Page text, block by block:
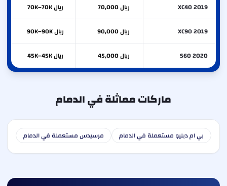
XC40 2019 ريال 70,000 ريال 70K–70K
XC90 2019 ريال 90,000 ريال 90K–90K
S60 2020 ريال 45,000 ريال 45K–45K
ماركات مماثلة في الدمام
بي ام دبليو مستعملة في الدمام مرسيدس مستعملة في الدمام